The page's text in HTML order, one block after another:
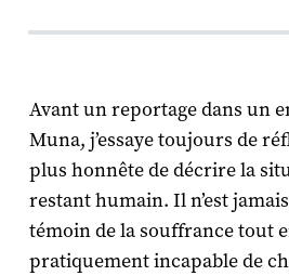
Avant un reportage dans un
Muna, j’essaye toujours de
plus honnête de décrire la
restant humain. Il n’est
témoin de la souffrance tout
pratiquement incapable de